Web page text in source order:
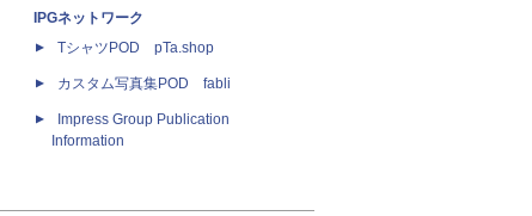
IPGネットワーク
TシャツPOD pTa.shop
カスタム写真集POD fabli
Impress Group Publication
Information